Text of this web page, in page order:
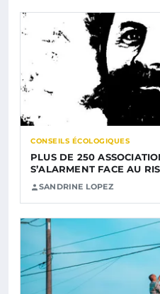
CONSEILS ÉCOLOGIQUES
PLUS DE 250
S’ALARMENT FACE AU
SANDRINE LOPEZ